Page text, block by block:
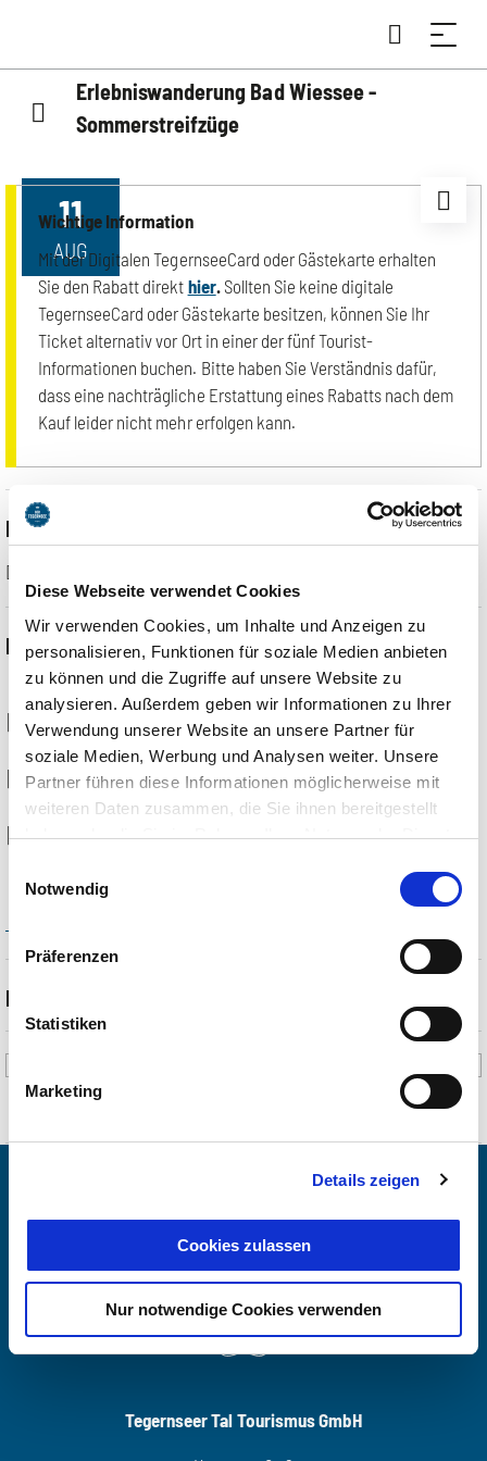
Diese Webseite verwendet Cookies
Wir verwenden Cookies, um Inhalte und Anzeigen zu
personalisieren, Funktionen für soziale Medien anbieten
zu können und die Zugriffe auf unsere Website zu
analysieren. Außerdem geben wir Informationen zu Ihrer
Verwendung unserer Website an unsere Partner für
soziale Medien, Werbung und Analysen weiter. Unsere
Partner führen diese Informationen möglicherweise mit
weiteren Daten zusammen, die Sie ihnen bereitgestellt
haben oder die Sie im Rahmen Ihrer Nutzung der Dienste
Cookies, wenn Sie unsere Webseite weiterhin nutzen.
Notwendig
Präferenzen
Statistiken
Marketing
Details zeigen
Cookies zulassen
Nur notwendige Cookies verwenden
Erlebniswanderung Bad Wiessee -
Sommerstreifzüge
11
AUG
Wichtige Information
Mit der Digitalen TegernseeCard oder Gästekarte erhalten
Sie den Rabatt direkt hier.Sollten Sie keine digitale
TegernseeCard oder Gästekarte besitzen, können Sie Ihr
Ticket alternativ vor Ort in einer der fünf Tourist-
Informationen buchen. Bitte haben Sie Verständnis dafür,
dass eine nachträgliche Erstattung eines Rabatts nach dem
Kauf leider nicht mehr erfolgen kann.
Dauer
Event Informationen
11.08.2026
13:45
Bad Wiessee
Beschreibung
Mit der Landschafts-und Kulturführerin Marianne Saller gehen Sie
auf Entdeckungstour.
erkunden die Teilnehmer die Region rund um den Tegernsee.
Nach einer leichten Wanderung mit kulturellen Informationen
kehren Sie noch gemütlich ein.
28.07.2026 Bad Wiessee Jachthaus - Badehaus Terassenhof
11.08.2026 Tegernsee Schloss Tegernsee - Neureuthwaldweg
18.08.2026 Kreuth Wildbad Kreuth - Schwaigeralmweg
Treffpunkt 13:45 Uhr in der Tourist- Information Bad Wiessee.
Tegernseer Tal Tourismus GmbH